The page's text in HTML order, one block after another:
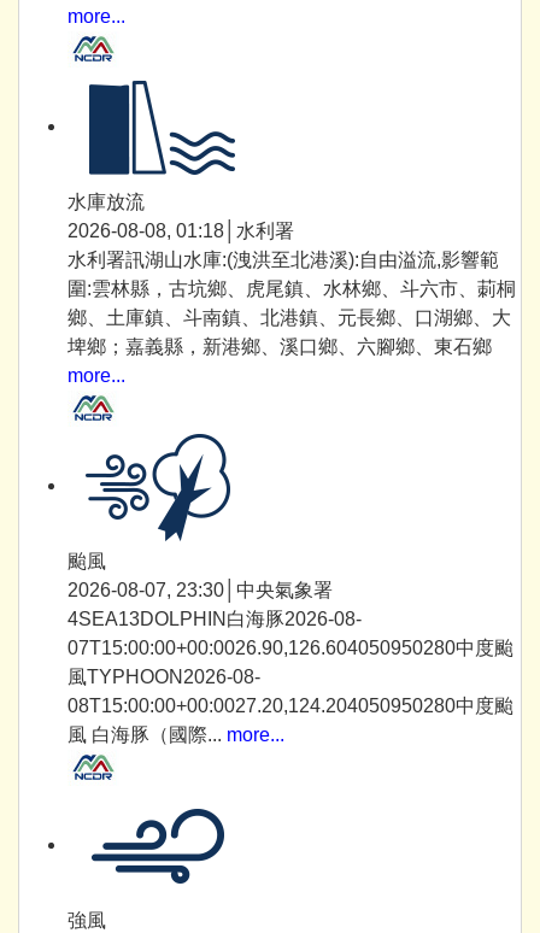
more...
水庫放流
2026-08-08, 01:18│水利署
水利署訊湖山水庫:(洩洪至北港溪):自由溢流,影響範
圍:雲林縣，古坑鄉、虎尾鎮、水林鄉、斗六市、莿桐
鄉、土庫鎮、斗南鎮、北港鎮、元長鄉、口湖鄉、大
埤鄉；嘉義縣，新港鄉、溪口鄉、六腳鄉、東石鄉
more...
颱風
2026-08-07, 23:30│中央氣象署
4SEA13DOLPHIN白海豚2026-08-
07T15:00:00+00:0026.90,126.604050950280中度颱
風TYPHOON2026-08-
08T15:00:00+00:0027.20,124.204050950280中度颱
風 白海豚（國際... more...
強風